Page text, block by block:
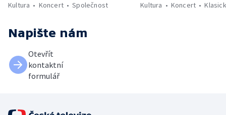
Kultura
Koncert Společnost
Kultura
Koncert
Napište nám
Otevřít
kontaktní
formulář